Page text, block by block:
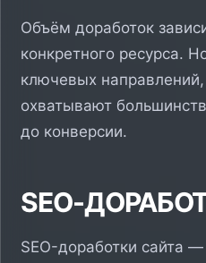
Объём доработок
конкретного ресурса.
ключевых
охватывают
до конверсии.
SEO-
SEO-доработки сайта —